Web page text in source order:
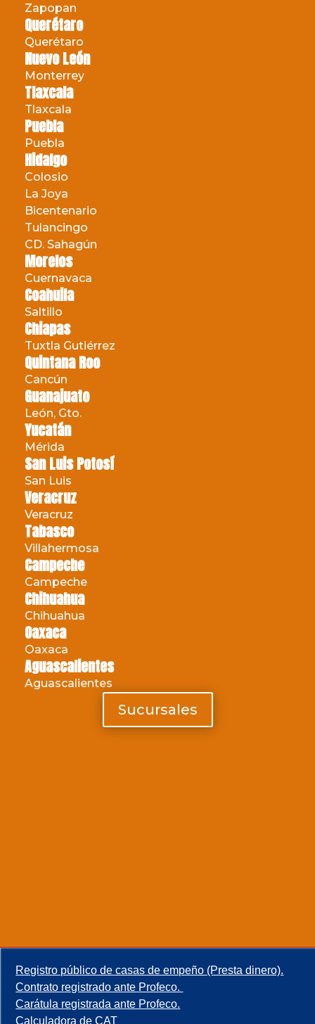
Zapopan
Querétaro
Querétaro
Nuevo León
Monterrey
Tlaxcala
Tlaxcala
Puebla
Puebla
Hidalgo
Colosio
La Joya
Bicentenario
Tulancingo
CD. Sahagún
Morelos
Cuernavaca
Coahuila
Saltillo
Chiapas
Tuxtla Gutiérrez
Quintana Roo
Cancún
Guanajuato
León, Gto.
Yucatán
Mérida
San Luis Potosí
San Luis
Veracruz
Veracruz
Tabasco
Villahermosa
Campeche
Campeche
Chihuahua
Chihuahua
Oaxaca
Oaxaca
Aguascalientes
Aguascalientes
Sucursales
Registro público de casas de empeño (Presta dinero).
Contrato registrado ante Profeco.
Carátula registrada ante Profeco.
Calculadora de CAT